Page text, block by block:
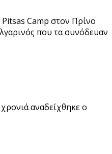
Camp στον Πρίνο
που τα συνόδευαν
αναδείχθηκε ο